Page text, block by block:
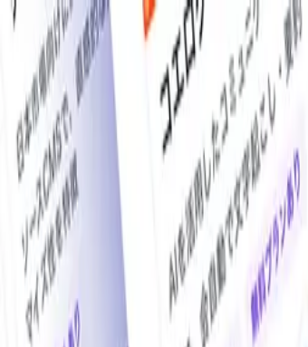
O!Product AI（オープロダクト）は、日本最